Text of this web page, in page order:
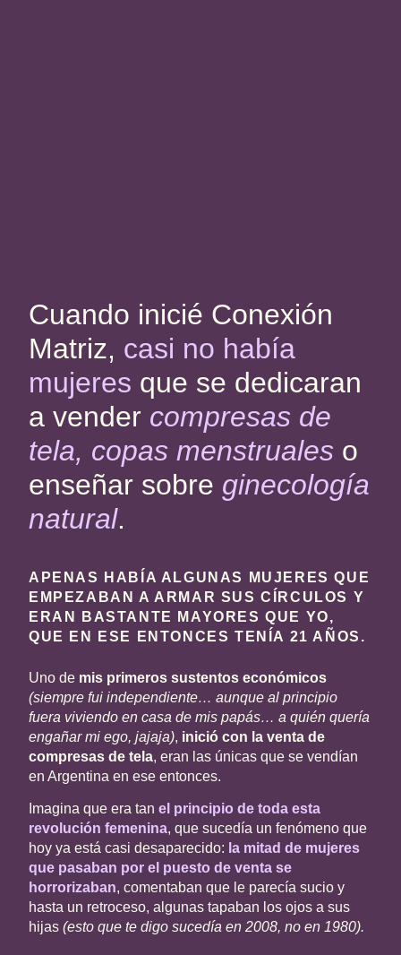
Cuando inicié Conexión
Matriz, casi no había
mujeres que se dedicaran
a vender compresas de
tela, copas menstruales o
enseñar sobre ginecología
natural.
APENAS HABÍA ALGUNAS MUJERES QUE
EMPEZABAN A ARMAR SUS CÍRCULOS Y
ERAN BASTANTE MAYORES QUE YO,
QUE EN ESE ENTONCES TENÍA 21 AÑOS.
Uno de mis primeros sustentos económicos
(siempre fui independiente… aunque al principio
fuera viviendo en casa de mis papás… a quién quería
engañar mi ego, jajaja), inició con la venta de
compresas de tela, eran las únicas que se vendían
en Argentina en ese entonces.
Imagina que era tan el principio de toda esta
revolución femenina, que sucedía un fenómeno que
hoy ya está casi desaparecido: la mitad de mujeres
que pasaban por el puesto de venta se
horrorizaban, comentaban que le parecía sucio y
hasta un retroceso, algunas tapaban los ojos a sus
hijas (esto que te digo sucedía en 2008, no en 1980).